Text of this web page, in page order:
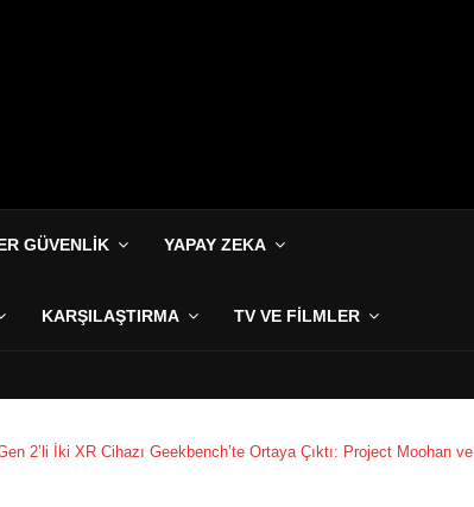
GÜVENLIK YAPAY ZEKA
KARŞILAŞTIRMA TV VE FILMLER
2’li İki XR Cihazı Geekbench’te Ortaya Çıktı: Project Moohan ve